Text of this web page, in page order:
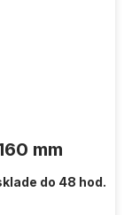
mm
do 48 hod.